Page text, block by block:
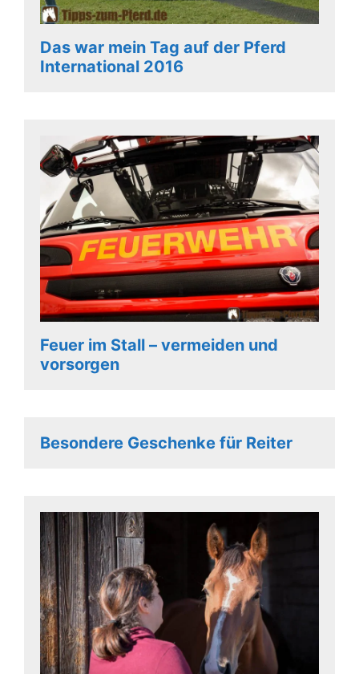
Das war mein Tag auf der Pferd
International 2016
Feuer im Stall – vermeiden und
vorsorgen
Besondere Geschenke für Reiter